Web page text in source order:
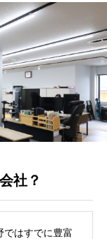
社？
ではすでに豊富